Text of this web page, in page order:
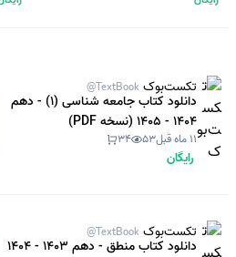
تکست‌بوک @TextBook
دانلود کتاب جامعه شناسی (1) - دهم
1404 - 1405 (نسخه PDF)
11 ماه قبل 53
34
رایگان
تکست‌بوک @TextBook
دانلود کتاب منطق - دهم 1403 - 1404